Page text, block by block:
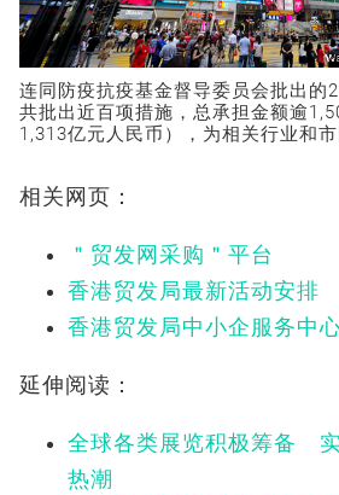
连同防疫抗疫基金督导委员会批出的
共批出近百项措施，总承担金额逾
1,313亿元人民币），为相关行业和市
相关网页：
＂贸发网采购＂平台
香港贸发局最新活动安排
香港贸发局中小企服务中
延伸阅读：
全球各类展览积极筹备
热潮